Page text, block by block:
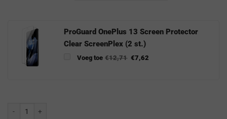
ProGuard OnePlus 13 Screen Protector
Clear ScreenPlex (2 st.)
Voeg toe €12,71 €7,62